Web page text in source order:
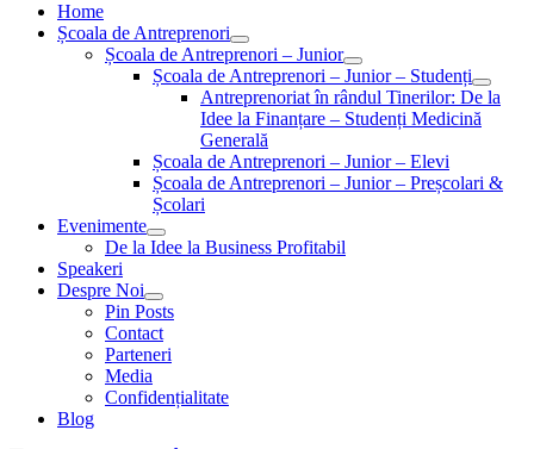
Home
Școala de Antreprenori
Școala de Antreprenori – Junior
Școala de Antreprenori – Junior – Studenți
Antreprenoriat în rândul Tinerilor: De la
Idee la Finanțare – Studenți Medicină
Generală
Școala de Antreprenori – Junior – Elevi
Școala de Antreprenori – Junior – Preșcolari &
Școlari
Evenimente
De la Idee la Business Profitabil
Speakeri
Despre Noi
Pin Posts
Contact
Parteneri
Media
Confidențialitate
Blog